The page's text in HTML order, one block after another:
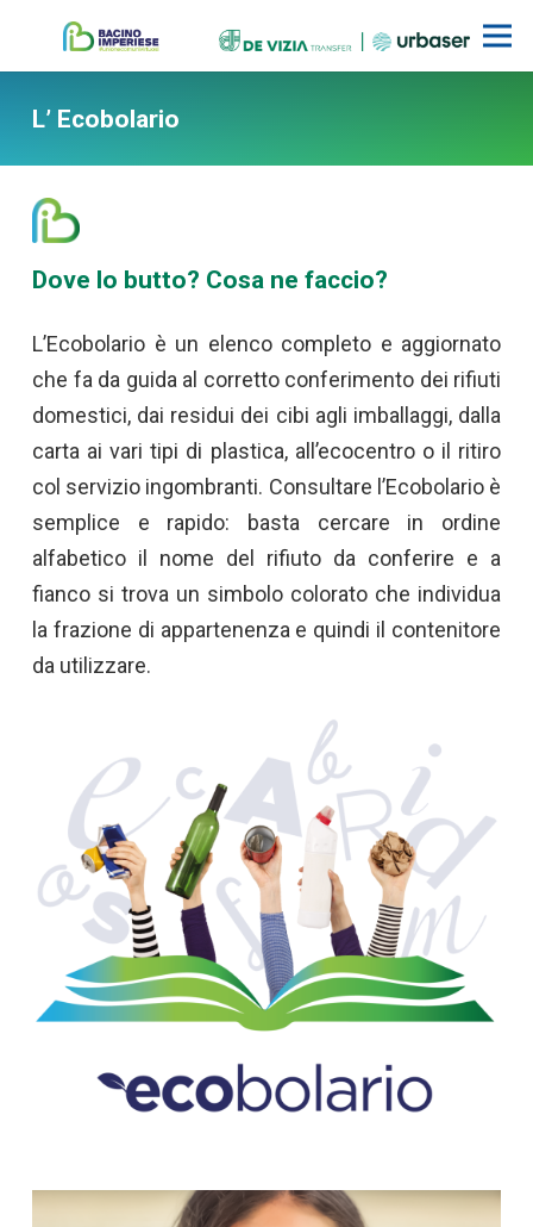
L’ Ecobolario
Dove lo butto? Cosa ne faccio?
L’Ecobolario è un elenco completo e aggiornato
che fa da guida al corretto conferimento dei rifiuti
domestici, dai residui dei cibi agli imballaggi, dalla
carta ai vari tipi di plastica, all’ecocentro o il ritiro
col servizio ingombranti. Consultare l’Ecobolario è
semplice e rapido: basta cercare in ordine
alfabetico il nome del rifiuto da conferire e a
fianco si trova un simbolo colorato che individua
la frazione di appartenenza e quindi il contenitore
da utilizzare.